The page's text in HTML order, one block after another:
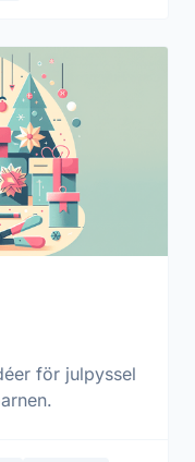
för julpyssel